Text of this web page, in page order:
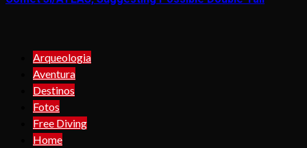
Arqueologia
Aventura
Destinos
Fotos
Free Diving
Home